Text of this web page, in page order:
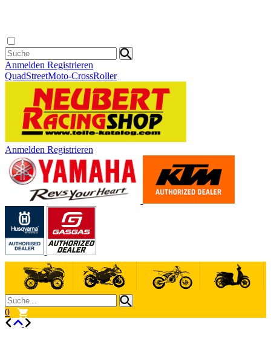
Anmelden Registrieren
QuadStreetMoto-CrossRoller
Anmelden Registrieren
0